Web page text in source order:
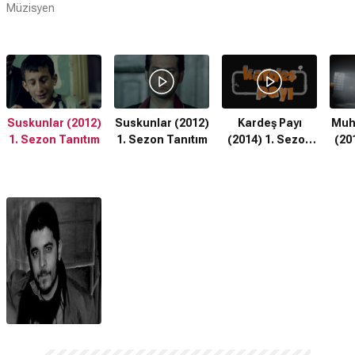
Müzisyen
Suskunlar (2012)
1. Sezon Tanıtım
Suskunlar (2012)
1. Sezon Tanıtım
Kardeş Payı
(2014) 1. Sezon